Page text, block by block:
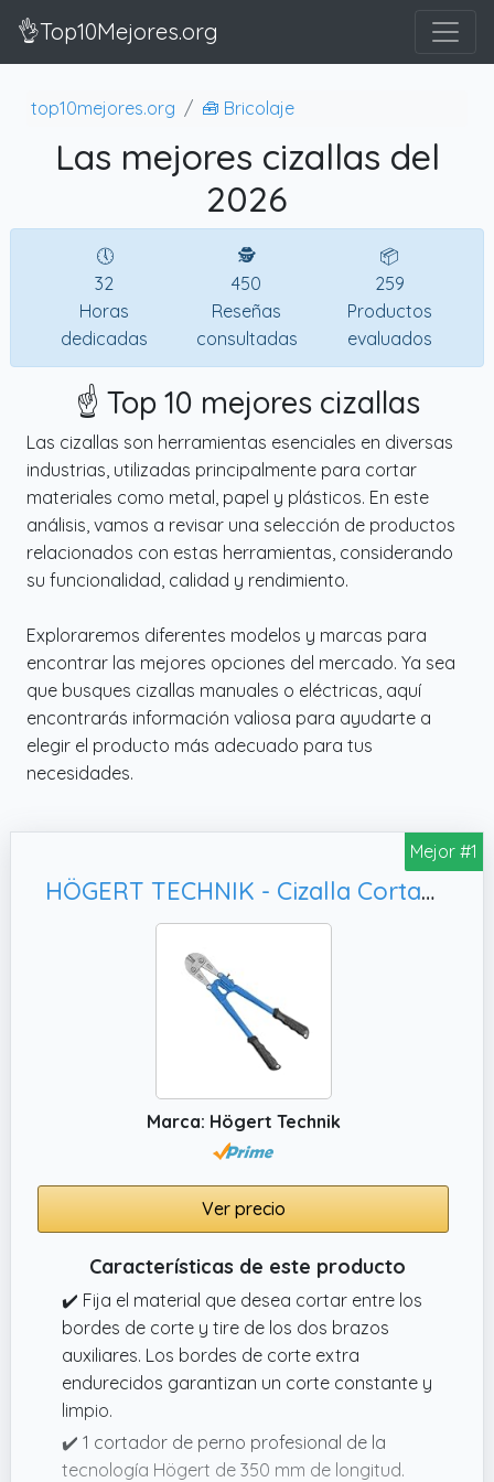
👌Top10Mejores.org
top10mejores.org 🧰 Bricolaje
Las mejores cizallas del
2026
🕔
32
Horas
dedicadas
🕵
450
Reseñas
consultadas
📦
259
Productos
evaluados
☝️ Top 10 mejores cizallas
Las cizallas son herramientas esenciales en diversas
industrias, utilizadas principalmente para cortar
materiales como metal, papel y plásticos. En este
análisis, vamos a revisar una selección de productos
relacionados con estas herramientas, considerando
su funcionalidad, calidad y rendimiento.
Exploraremos diferentes modelos y marcas para
encontrar las mejores opciones del mercado. Ya sea
que busques cizallas manuales o eléctricas, aquí
encontrarás información valiosa para ayudarte a
elegir el producto más adecuado para tus
necesidades.
Mejor #1
HÖGERT TECHNIK - Cizalla Cortapernos de 350 mm, Acero de Alta Calidad de Cromo-Molibdeno
Marca: Högert Technik
Ver precio
Características de este producto
✔️ Fija el material que desea cortar entre los
bordes de corte y tire de los dos brazos
auxiliares. Los bordes de corte extra
endurecidos garantizan un corte constante y
limpio.
✔️ 1 cortador de perno profesional de la
tecnología Högert de 350 mm de longitud.